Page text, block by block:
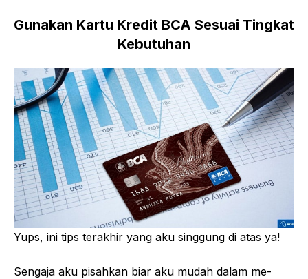
Gunakan Kartu Kredit BCA Sesuai Tingkat
Kebutuhan
Yups, ini tips terakhir yang aku singgung di atas ya!
Sengaja aku pisahkan biar aku mudah dalam me-